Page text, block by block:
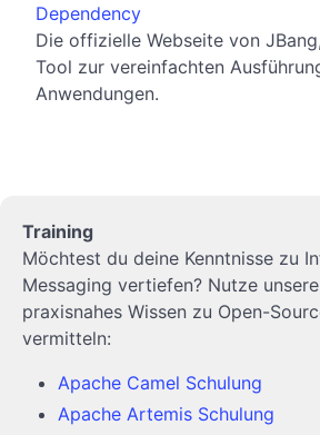
Dependency
Die offizielle Webseite von
Tool zur vereinfachten
Anwendungen.
Training
Möchtest du deine Kenntnisse zu
Messaging vertiefen? Nutze
praxisnahes Wissen zu Open-
vermitteln:
Apache Camel Schulung
Apache Artemis Schulung